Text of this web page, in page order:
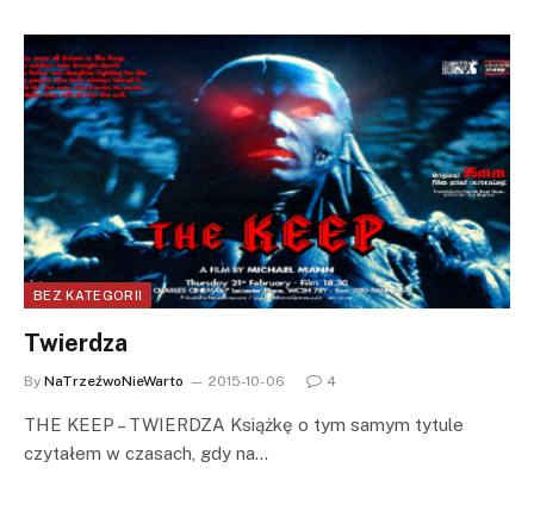
BEZ KATEGORII
Twierdza
By NaTrzeźwoNieWarto 2015-10-06 4
THE KEEP – TWIERDZA Książkę o tym samym tytule
czytałem w czasach, gdy na…